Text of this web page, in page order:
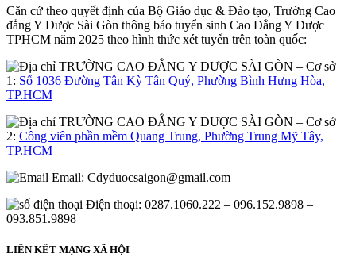
Căn cứ theo quyết định của Bộ Giáo dục & Đào tạo, Trường Cao
đẳng Y Dược Sài Gòn thông báo tuyển sinh Cao Đẳng Y Dược
TPHCM năm 2025 theo hình thức xét tuyển trên toàn quốc:
– Cơ sở
1: Số 1036 Đường Tân Kỳ Tân Quý, Phường Bình Hưng Hòa,
TP.HCM
– Cơ sở
2: Công viên phần mềm Quang Trung, Phường Trung Mỹ Tây,
TP.HCM
Email: Cdyduocsaigon@gmail.com
Điện thoại: 0287.1060.222 – 096.152.9898 –
093.851.9898
LIÊN KẾT MẠNG XÃ HỘI